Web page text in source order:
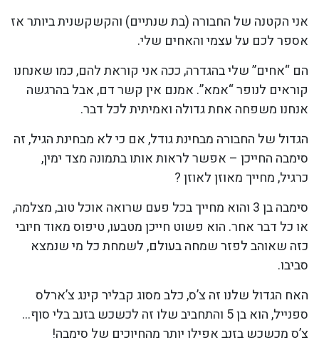
אני הקטנה של החבורה (בת שנתיים) והקשקשנית ביותר אז
אספר לכם על עצמי והאחים שלי.
הם “אחים” שלי בהגדרה, ככה אני קוראת להם, כמו שאנחנו
קוראים לנופר “אמא”. אמנם אין קשר דם, אבל בהרגשה
אנחנו משפחה אחת גדולה ואמיתית לכל דבר.
הגדול של החבורה מבחינת גודל, אם כי לא מבחינת הגיל, זה
סימבה החייכן – אפשר לראות אותו בתמונה מצד ימין,
כרגיל, מחייך מאוזן לאוזן ?
סימבה בן 3 והוא מחייך בכל פעם שרואה אוכל טוב, מצלמה,
או כל דבר אחר. הוא פשוט חייכן מטבעו, טיפוס מאוד חיובי
כזה שאוהב לפזר שמחה בעולם, לשמחת כל מי שנמצא
סביבו.
האח הגדול שלנו זה צ’ס, כלב מסוג קבליר קינג צ’ארלס
ספנייל, הוא בן 5 והתחביב שלו זה לכשכש בזנב בלי סוף…
צ’ס מכשכש בזנב אפילו יותר מהחיוכים של סימבה!